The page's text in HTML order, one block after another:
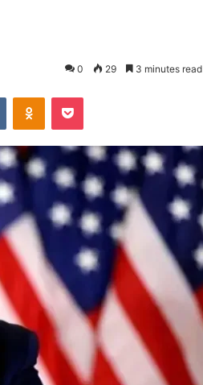
0 29 3 minutes read
VKontakteOdnoklassniki
Pocket